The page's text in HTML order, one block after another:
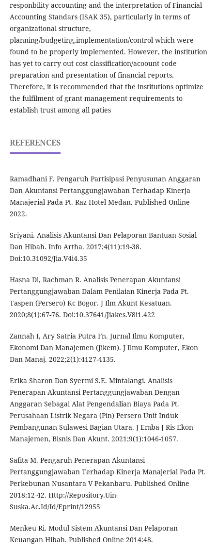
responbility accounting and the interpretation of Financial
Accounting Standars (ISAK 35), particularly in terms of
organizational structure,
planning/budgeting,implementation/control which were
found to be properly implemented. However, the institution
has yet to carry out cost classification/acoount code
preparation and presentation of financial reports.
Therefore, it is recommended that the institutions optimize
the fulfilment of grant management requirements to
establish trust among all paties
REFERENCES
Ramadhani F. Pengaruh Partisipasi Penyusunan Anggaran
Dan Akuntansi Pertanggungjawaban Terhadap Kinerja
Manajerial Pada Pt. Raz Hotel Medan. Published Online
2022.
Sriyani. Analisis Akuntansi Dan Pelaporan Bantuan Sosial
Dan Hibah. Info Artha. 2017;4(11):19-38.
Doi:10.31092/Jia.V4i4.35
Hasna Dl, Rachman R. Analisis Penerapan Akuntansi
Pertanggungjawaban Dalam Penilaian Kinerja Pada Pt.
Taspen (Persero) Kc Bogor. J Ilm Akunt Kesatuan.
2020;8(1):67-76. Doi:10.37641/Jiakes.V8i1.422
Zannah I, Ary Satria Putra Fn. Jurnal Ilmu Komputer,
Ekonomi Dan Manajemen (Jikem). J Ilmu Komputer, Ekon
Dan Manaj. 2022;2(1):4127-4135.
Erika Sharon Dan Syermi S.E. Mintalangi. Analisis
Penerapan Akuntansi Pertanggungjawaban Dengan
Anggaran Sebagai Alat Pengendalian Biaya Pada Pt.
Perusahaan Listrik Negara (Pln) Persero Unit Induk
Pembangunan Sulawesi Bagian Utara. J Emba J Ris Ekon
Manajemen, Bisnis Dan Akunt. 2021;9(1):1046-1057.
Safita M. Pengaruh Penerapan Akuntansi
Pertanggungjawaban Terhadap Kinerja Manajerial Pada Pt.
Perkebunan Nusantara V Pekanbaru. Published Online
2018:12-42. Http://Repository.Uin-
Suska.Ac.Id/Id/Eprint/12955
Menkeu Ri. Modul Sistem Akuntansi Dan Pelaporan
Keuangan Hibah. Published Online 2014:48.